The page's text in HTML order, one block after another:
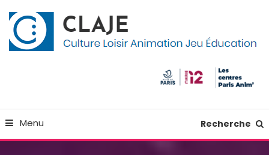
To
Content
Menu Recherche